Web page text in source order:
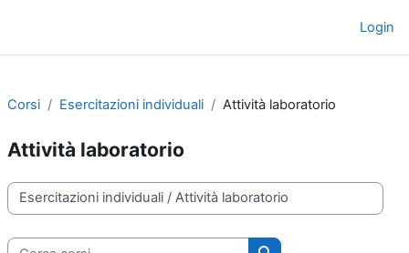
Login
Corsi Esercitazioni individuali Attività laboratorio
Attività laboratorio
Categorie di corso
Cerca corsi